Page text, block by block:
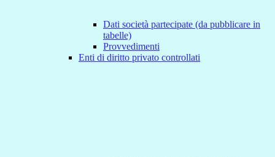
Dati società partecipate (da pubblicare in
tabelle)
Provvedimenti
Enti di diritto privato controllati